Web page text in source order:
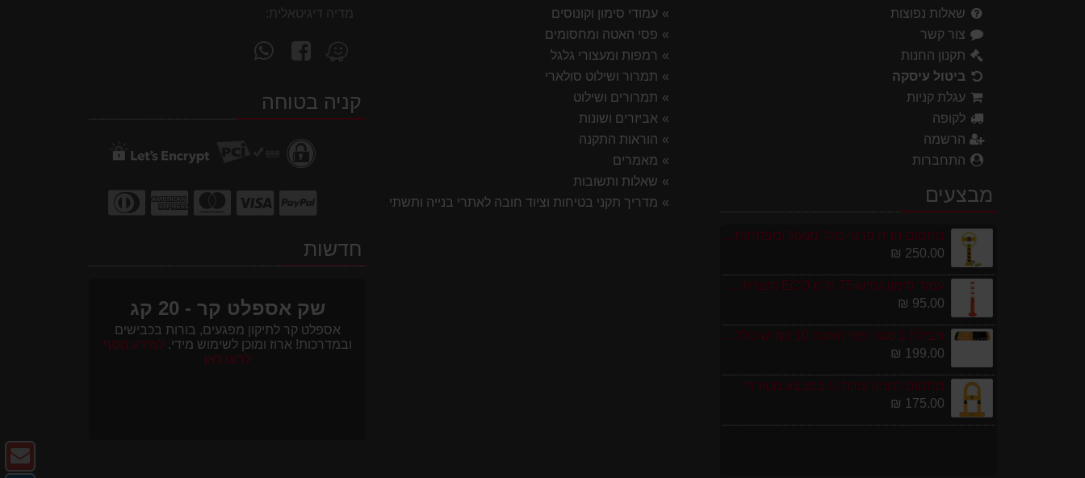
שאלות נפוצות
צור קשר
תקנון החנות
ביטול עיסקה
עגלת קניות
לקופה
הרשמה
התחברות
מבצעים
מחסום חניה פרטי כולל מנעול ומפתחות גובה 70 ס"מ
250.00 ₪
עמוד סימון גמיש 75 ס''מ ECO תוצרת אירופה
95.00 ₪
חבילת 1 מטר פסי האטה 10 קמ''ש כולל סופיות מפלסטיק
199.00 ₪
מחסום לחניה צורת U במבצע מטורף!
175.00 ₪
עמודי סימון וקונוסים
פסי האטה ומחסומים
רמפות ומעצורי גלגל
תמרור ושילוט סולארי
תמרורים ושילוט
אביזרים ושונות
הוראות התקנה
מאמרים
שאלות ותשובות
מדריך תקני בטיחות וציוד חובה לאתרי בנייה ותשתית 2026
מדיה דיגיטאלית:
מצא
אותנו
Waze
עקוב
אחרינו
facebookקניה בטוחה
חדשות
שק אספלט קר - 20 קג
אספלט קר לתיקון מפגעים, בורות בכבישים
ובמדרכות! ארוז ומוכן לשימוש מידי.למידע נוסף
לחצו כאן